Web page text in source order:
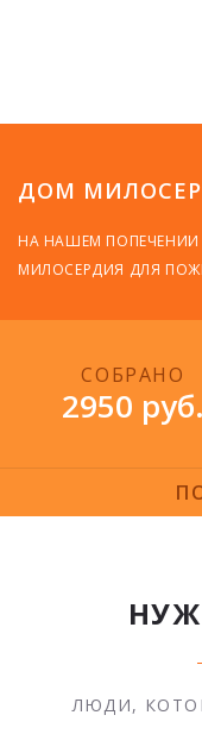
ДОМ
НА НАШЕМ ПОПЕЧЕНИИ
МИЛОСЕРДИЯ ДЛЯ
СОБРАНО
2950 руб.
ЛЮДИ,